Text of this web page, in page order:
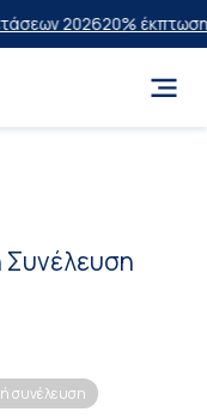
202620% έκπτωση
Συνέλευση
συνέλευση